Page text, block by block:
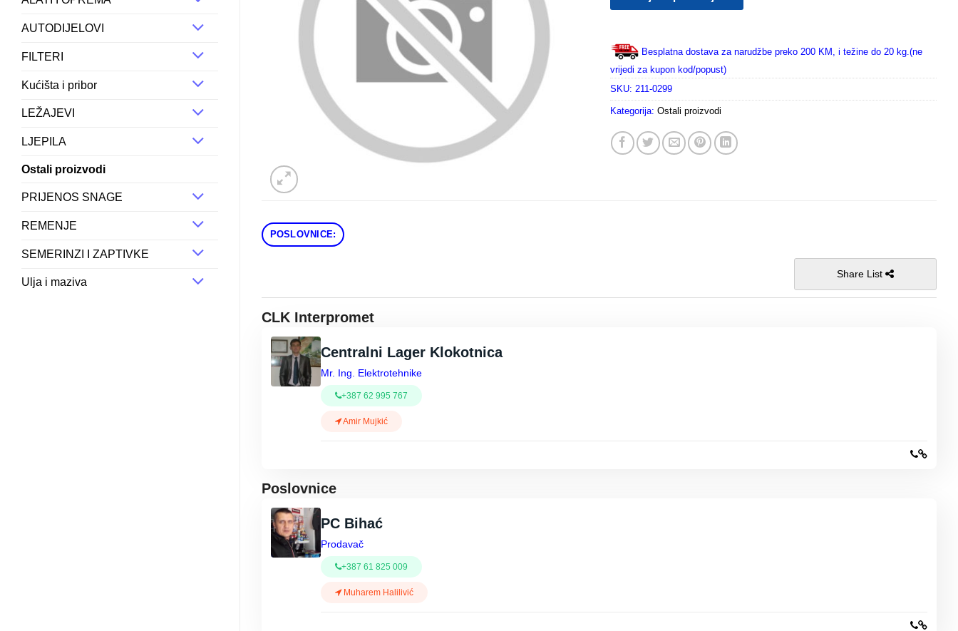
AUTODIJELOVI
FILTERI
Kućišta i pribor
LEŽAJEVI
LJEPILA
Ostali proizvodi
PRIJENOS SNAGE
REMENJE
SEMERINZI I ZAPTIVKE
Ulja i maziva
Besplatna dostava za narudžbe preko 200 KM, i težine do 20 kg.(ne
vrijedi za kupon kod/popust)
SKU: 211-0299
Kategorija: Ostali proizvodi
POSLOVNICE:
Share List
CLK Interpromet
Centralni Lager Klokotnica
Mr. Ing. Elektrotehnike
+387 62 995 767
Amir Mujkić
Poslovnice
PC Bihać
Prodavač
+387 61 825 009
Muharem Halilivić